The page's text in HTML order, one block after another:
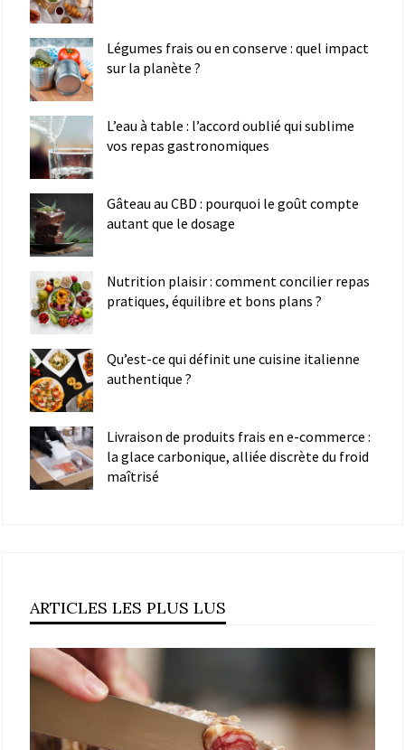
Légumes frais ou en conserve : quel impact
sur la planète ?
L’eau à table : l’accord oublié qui sublime
vos repas gastronomiques
Gâteau au CBD : pourquoi le goût compte
autant que le dosage
Nutrition plaisir : comment concilier repas
pratiques, équilibre et bons plans ?
Qu’est-ce qui définit une cuisine italienne
authentique ?
Livraison de produits frais en e-commerce :
la glace carbonique, alliée discrète du froid
maîtrisé
ARTICLES LES PLUS LUS